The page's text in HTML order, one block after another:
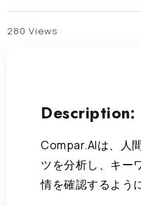
280 Views
Description:
Compar.AIは、人
ツを分析し、キー
情を確認するよう